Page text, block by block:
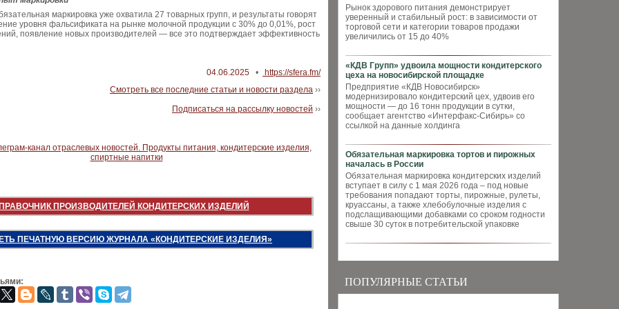
Рынок здорового питания демонстрирует
уверенный и стабильный рост: в зависимости от
торговой сети и категории товаров продажи
увеличились от 15 до 40%
«КДВ Групп» удвоила мощности кондитерского
цеха на новосибирской площадке
Предприятие «КДВ Новосибирск»
модернизировало кондитерский цех, удвоив его
мощности — до 16 тонн продукции в сутки,
сообщает агентство «Интерфакс-Сибирь» со
ссылкой на данные холдинга
Обязательная маркировка тортов и пирожных
началась в России
Обязательная маркировка кондитерских изделий
вступает в силу с 1 мая 2026 года – под новые
требования попадают торты, пирожные, рулеты,
круассаны, а также хлебобулочные изделия с
подслащивающими добавками со сроком годности
свыше 30 суток в потребительской упаковке
ПОПУЛЯРНЫЕ СТАТЬИ
маркировка уже охватила 27 товарных групп, и результаты говорят
уровня фальсификата на рынке молочной продукции с 30% до 0,01%, рост
появление новых производителей — все это подтверждает эффективность
04.06.2025 •
https://sfera.fm/
Смотреть все последние статьи и новости раздела ››
Подписаться на рассылку новостей ››
ПРОИЗВОДИТЕЛЕЙ КОНДИТЕРСКИХ ИЗДЕЛИЙ
ПЕЧАТНУЮ ВЕРСИЮ ЖУРНАЛА «КОНДИТЕРСКИЕ ИЗДЕЛИЯ»